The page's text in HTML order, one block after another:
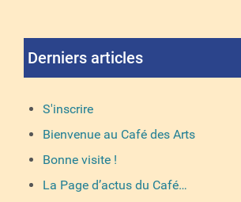
Derniers articles
S'inscrire
Bienvenue au Café des Arts
Bonne visite !
La Page d’actus du Café…